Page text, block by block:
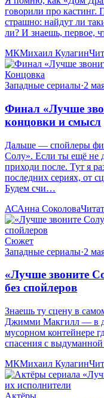
говорили про кастинг.
страшно: найдут ли
ли? И знаешь, первое,
МКМихаил Кулагин
Концовка
Западные сериалы·2
Финал «Лучше
концовки и смысл
Дальше — спойлеры
Солу». Если ты ещё не
приходи после. Тут я
последних сериях, от
Будем счи…
АСАнна Соколова
Сюжет
Западные сериалы·2
«Лучше звоните
без спойлеров
Знаешь ту сцену в
Джимми Макгилл — в
мусорном контейнере
спасения с
МКМихаил Кулагин